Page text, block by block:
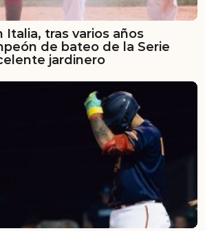
Italia, tras varios años
de bateo de la Serie
jardinero